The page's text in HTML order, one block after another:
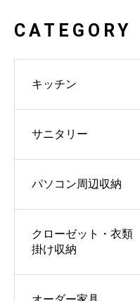
CATEGORY
キッチン
サニタリー
パソコン周辺収納
クローゼット・衣類
掛け収納